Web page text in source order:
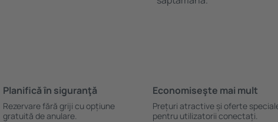
Planifică ȋn siguranţă
Rezervare fără griji cu opțiune
gratuită de anulare.
Economiseşte mai mult
Prețuri atractive și oferte
pentru utilizatorii conectați.